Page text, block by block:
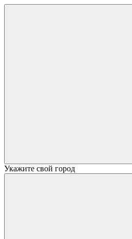
Укажите свой город